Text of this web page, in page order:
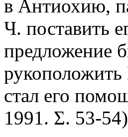
в Антиохию,
Ч. поставить
предложение
стал его
1991. Σ. 53-